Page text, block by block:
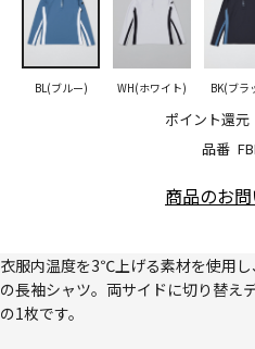
品番
ポイント還元
BL(ブルー) WH(ホワイト) BK(ブラ
商品のお
衣服内温度を3℃上げる素材を使用
の長袖シャツ。両サイドに切り替え
の1枚です。